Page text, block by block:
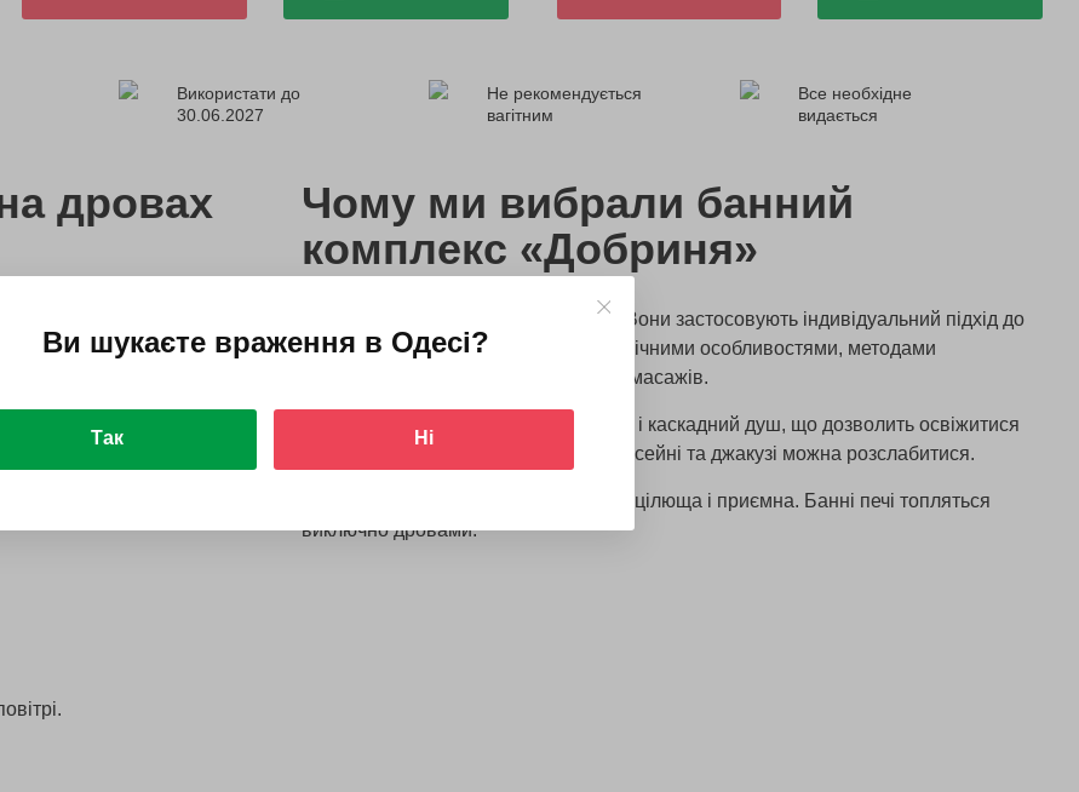
Використати до
30.06.2027
Не рекомендується
вагітним
Все необхідне
видається
дровах
- простирадлом,
до температури і
на учасників
віників.
вибере собі один із
Чому ми вибрали банний
комплекс «Добриня»
Тут працюють професійні банщики. Вони застосовують індивідуальний підхід до
кожного клієнта і володіють технологічними особливостями, методами
та регламентами банних процедур і масажів.
У комплексі також є студений басейн і каскадний душ, що дозволить освіжитися
після процедур. А у внутрішньому басейні та джакузі можна розслабитися.
Парна зроблена з липи — пара в ній цілюща і приємна. Банні печі топляться
виключно дровами.
Ви шукаєте враження в Одесі?
Так Ні